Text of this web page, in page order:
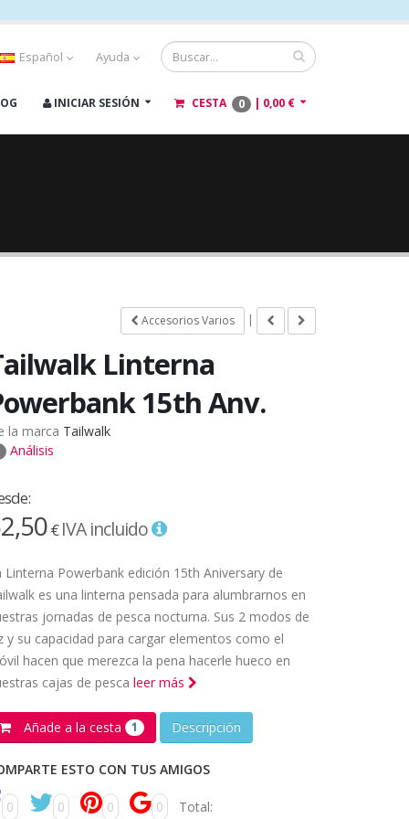
Español Ayuda
INICIAR SESIÓN CESTA 0 | 0,00 €
Accesorios Varios |
Linterna
15th Anv.
la marca Tailwalk
Análisis
€IVA incluido
Linterna Powerbank edición 15th Aniversary de
es una linterna pensada para alumbrarnos en
jornadas de pesca nocturna. Sus 2 modos de
y su capacidad para cargar elementos como el
hacen que merezca la pena hacerle hueco en
cajas de pesca leer más
Añade a la cesta 1 Descripción
ESTO CON TUS AMIGOS
0 0 0 0 Total: